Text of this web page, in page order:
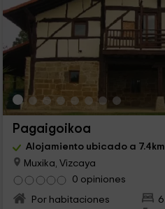
Pagaigoikoa
Alojamiento ubicado a
Muxika, Vizcaya
0 opiniones
Por habitaciones